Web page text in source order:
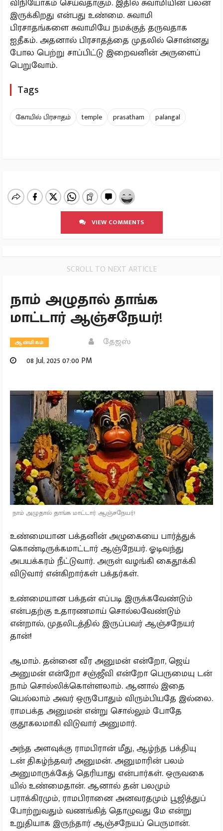
விநியோகம் செய்வதாகும். இதில் சுவாமியின் பலன்
இருக்கிறது என்பது உண்மை. சுவாமி
பிரசாதங்களை சுவாமியே நமக்குத் தருவதாக
ஐதீகம். அதனால் பிரசாதத்தை முதலில் சொன்னது
போல பெற்று சாப்பிட்டு இறைவனின் அருளைப்
பெறுவோம்.
Tags
கோயில் பிரசாதம் temple prasatham palangal
VIEW COMMENTS
SCROLL TO NEXT ARTICLE
நாம் அழுதால் தாங்க
மாட்டார் ஆஞ்சநேயர்!
ஆன்மிகம்
தேஜஸ்
08 Jul, 2025 07:00 PM
நாம் அழுதால் தாங்க மாட்டார் ஆஞ்சநேயர்!
உண்மையான பக்தனின் அழுகையை பார்த்துக்
கொண்டிருக்கமாட்டார் ஆஞ்நேயர். ஓடிவந்து
அபயக்கரம் நீட்டுவார். அருள் வழங்கி கைதூக்கி
விடுவார் என்கிறார்கள் பக்தர்கள்.
உண்மையான பக்தன் எப்படி இருக்கவேண்டும்
என்பதற்கு உதாரணமாய் சொல்லவேண்டும்
என்றால், முதலிடத்தில் இருப்பவர் ஆஞ்சநேயர்
தான்!
ஆமாம். தன்னை வீர அனுமன் என்றோ, ஜெய்
அனுமன் என்றோ சஞ்ஜீவி என்றோ பெருமையு டன்
நாம் சொல்லிக்கொள்ளலாம். ஆனால் இதை
யெல்லாம் அவர் ஒருபோதும் விரும்பியதே இல்லை.
ராமபக்த அனுமன் என்று சொல்லும் போதே
குதூகலமாகி விடுவார் அனுமார்.
அந்த அளவுக்கு ராமபிரான் மீது, ஆழ்ந்த பக்தியு
டன் திகழ்ந்தவர் அனுமன். அனுமாரின் பலம்
அனுமாருக்கேத் தெரியாது என்பார்கள். ஒருவகை
யில் உண்மைதான். ஆனால் தன் பலமும்
பராக்கிரமும், ராமபிரானை அனவரதமும் பூஜித்துப்
போற்றுவதும் வணங்கித் தொழுவது மே என்று
உறுதியாக இருந்தார் ஆஞ்சநேயப் பெருமான்.